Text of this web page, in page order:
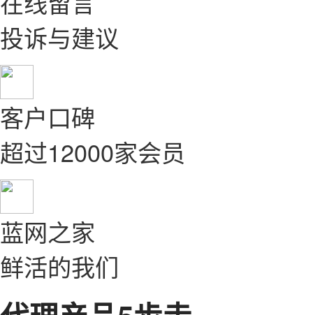
投诉与建议
客户口碑
超过12000家会员
蓝网之家
鲜活的我们